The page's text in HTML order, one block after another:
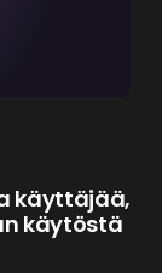
käyttäjää,
käytöstä